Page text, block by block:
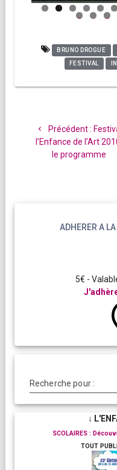
5 6 7
BRUNO DROGUE
FESTIVAL
l’article
Précédent :
:
l’Enfance de l’Art
le programme
ADHERER A
5€ -
Recherche pour :
↓
SCOLAIRES :
TOUT